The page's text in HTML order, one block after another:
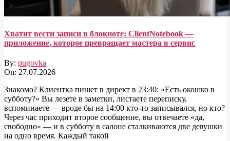
Хватит вести записи в блокноте: ClientNotebook —
приложение, которое превращает мастера в сервис
By: pugovka
On: 27.07.2026
Знакомо? Клиентка пишет в директ в 23:40: «Есть окошко в
субботу?» Вы лезете в заметки, листаете переписку,
вспоминаете — вроде бы на 14:00 кто-то записывался, но кто?
Через час приходит второе сообщение, вы отвечаете «да,
свободно» — и в субботу в салоне сталкиваются две девушки
на одно время. Каждый такой